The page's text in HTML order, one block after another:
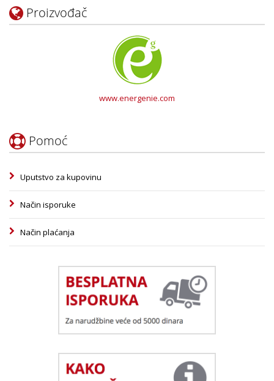
Proizvođač
www.energenie.com
Pomoć
Uputstvo za kupovinu
Način isporuke
Način plaćanja